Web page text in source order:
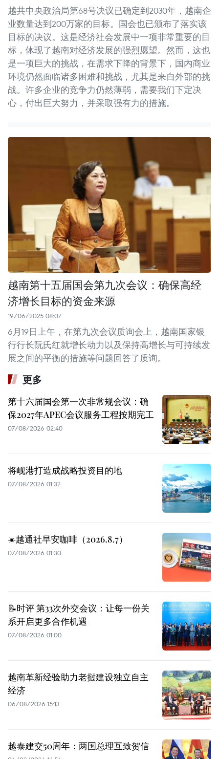
越共中央政治局第68号决议已确定到2030年，越南企
业数量达到200万家的目标。国会也已颁布了落实该
目标的决议。这是经济社会发展中一项非常重要的目
标，体现了越南对经济发展的强烈愿望。然而，这也
是一项巨大的挑战，在需求下降的背景下，国内商业
环境仍然面临诸多困难和挑战，尤其是来自外部的挑
战。许多企业的竞争力仍然薄弱，需要我们下定决
心，付出巨大努力，并采取强有力的措施。
越南第十五届国会第九次会议：确保高经
济增长目标的资金来源
19/06/2025 08:07
6月19日上午，在第九次会议质询会上，越南国家银
行行长阮氏红就增长动力以及保持高增长与可持续发
展之间的平衡的措施等问题回答了质询。
更多
第十六届国会第一次非常规会议：确
保2027年APEC会议服务工程按期完工
07/08/2026 02:40
将岘港打造成战略投资目的地
07/08/2026 01:32
☀️越通社早安咖啡（2026.8.7）
07/08/2026 01:30
📝时评 第33次外交会议：让每一份关
系开启更多合作机遇
07/08/2026 01:00
越南革新经验助力老挝建设独立自主
经济
06/08/2026 15:13
越泰建交50周年：两国总理互致贺信